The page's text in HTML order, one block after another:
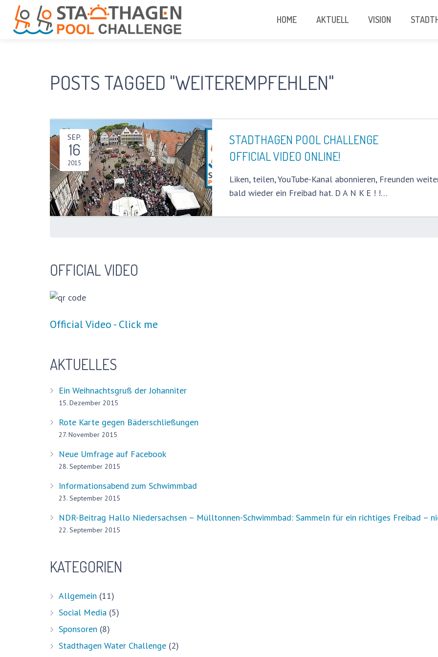
HOME AKTUELL VISION
POSTS TAGGED "WEITEREMPFEHLEN"
STADTHAGEN POOL CHALLENGE
OFFICIAL VIDEO ONLINE!
SEP.
16
2015
Liken, teilen, YouTube-Kanal abonnieren, Freunden
bald wieder ein Freibad hat. D A N K E ! !…
OFFICIAL VIDEO
Official Video - Click me
AKTUELLES
Ein Weihnachtsgruß der Johanniter
15. Dezember 2015
Rote Karte gegen Bäderschließungen
27. November 2015
Neue Umfrage auf Facebook
28. September 2015
Informationsabend zum Schwimmbad
23. September 2015
NDR-Beitrag Hallo Niedersachsen – Mülltonnen-Schwimmbad: Sammeln für ein richtiges Freibad –
22. September 2015
KATEGORIEN
Allgemein (11)
Social Media (5)
Sponsoren (8)
Stadthagen Water Challenge (2)
Pressestimmen
Schwimmen lernen – ein gesellschaftlicher Auftrag?
Impressum
Datenschutzerklärung